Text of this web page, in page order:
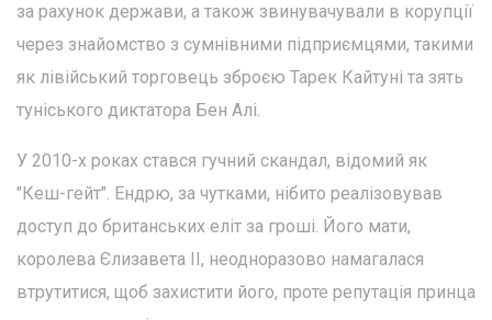
за рахунок держави, а також звинувачували в корупції
через знайомство з сумнівними підприємцями, такими
як лівійський торговець зброєю Тарек Кайтуні та зять
туніського диктатора Бен Алі.
У 2010-х роках стався гучний скандал, відомий як
"Кеш-гейт". Ендрю, за чутками, нібито реалізовував
доступ до британських еліт за гроші. Його мати,
королева Єлизавета ІІ, неодноразово намагалася
втрутитися, щоб захистити його, проте репутація принца